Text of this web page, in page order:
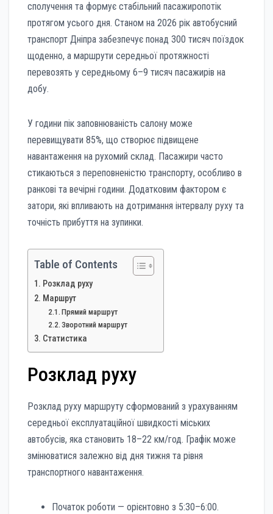
сполучення та формує стабільний пасажиропотік
протягом усього дня. Станом на 2026 рік автобусний
транспорт Дніпра забезпечує понад 300 тисяч поїздок
щоденно, а маршрути середньої протяжності
перевозять у середньому 6–9 тисяч пасажирів на
добу.
У години пік заповнюваність салону може
перевищувати 85%, що створює підвищене
навантаження на рухомий склад. Пасажири часто
стикаються з переповненістю транспорту, особливо в
ранкові та вечірні години. Додатковим фактором є
затори, які впливають на дотримання інтервалу руху та
точність прибуття на зупинки.
Table of Contents
Розклад руху
Маршрут
Прямий маршрут
Зворотний маршрут
Статистика
Розклад руху
Розклад руху маршруту сформований з урахуванням
середньої експлуатаційної швидкості міських
автобусів, яка становить 18–22 км/год. Графік може
змінюватися залежно від дня тижня та рівня
транспортного навантаження.
Початок роботи — орієнтовно з 5:30–6:00.